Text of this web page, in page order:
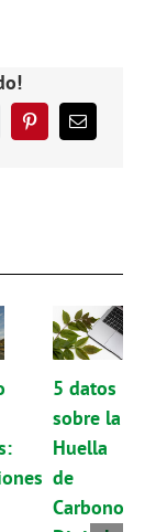
PinterestCorreo
electrónico
5 datos
sobre la
Huella
de
Carbono